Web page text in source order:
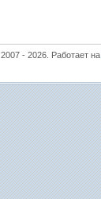
2007 - 2026. Работает на